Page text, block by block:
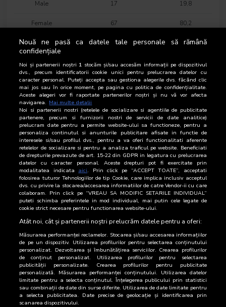
Male 17 19,8
Female 67 80,2
16-18 years 2 2
19-24 years 6 6,8
25-34 years 4 5,2
35-44 years
45-54 years 20 23,5
55-64 years 18 21,3
65-74 years 20 23,4
AB category 33 39,9
C category 33 39,6
DE category 17 20,5
Nouă ne pasă ca datele tale personale să rămână
confidențiale
Noi și partenerii noștri 1 stocăm și/sau accesăm informații pe dispozitivul
dvs., precum identificatorii cookie unici pentru prelucrarea datelor cu
caracter personal. Puteți accepta sau gestiona alegerile dvs. făcând clic
mai jos sau în orice moment, pe pagina cu politica de confidențialitate.
Aceste alegeri vor fi raportate partenerilor noștri și nu vă vor afecta
navigarea. Mai multe detalii
Noi si partenerii nostri (retelele de socializare si agentiile de publicitate
partenere, precum si furnizorii nostri de servicii de date analitice)
prelucram date pentru a permite website-ului sa functioneze, pentru a
personaliza continutul si anunturile publicitare afisate in functie de
interesele si/sau profilul dvs., pentru a va oferi functionalitati aferente
retelelor de socializare si pentru a analiza traficul pe website. Beneficiati
de drepturile prevazute de art. 15-22 din GDPR in legatura cu prelucrarea
datelor cu caracter personal. Aceste drepturi pot fi exercitate prin
modalitatea indicata aici. Prin click pe “ACCEPT TOATE”, acceptati
folosirea tuturor Tehnologiilor de tip Cookie, care implica inclusiv acceptul
dvs. cu privire la stocarea/accesarea informatiilor de catre Vendor-ii cu care
colaboram. Prin click pe “VREAU SA MODIFIC SETARILE INDIVIDUAL”
puteti schimba preferintele in mod individual, mai putin cele legate de
cookie strict necesare pentru functionarea website-ului.
Atât noi, cât și partenerii noștri prelucrăm datele pentru a oferi:
Măsurarea performanței reclamelor. Stocarea și/sau accesarea informațiilor
de pe un dispozitiv. Utilizarea profilurilor pentru selectarea conținutului
personalizat. Dezvoltarea și îmbunătățirea serviciilor. Crearea profilurilor
de conținut personalizat. Utilizarea profilurilor pentru selectarea
publicității personalizate. Crearea profilurilor pentru publicitate
personalizată. Măsurarea performanței conținutului. Utilizarea datelor
limitate pentru a selecta conținutul. Înțelegerea publicului prin statistici
sau combinații de date din surse diferite. Utilizarea de date limitate pentru
a selecta publicitatea. Date precise de geolocație și identificarea prin
scanarea dispozitivului.